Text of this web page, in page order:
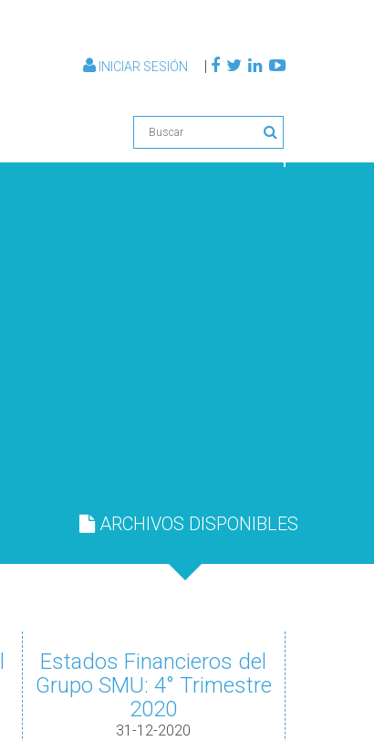
INICIAR SESIÓN |
ARCHIVOS DISPONIBLES
Estados Financieros del
Grupo SMU: 4° Trimestre
2020
31-12-2020